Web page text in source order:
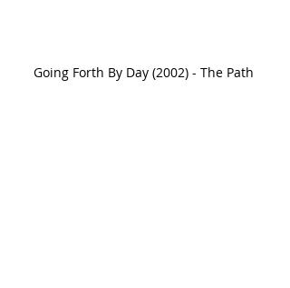
Going Forth By Day (2002) - The Path